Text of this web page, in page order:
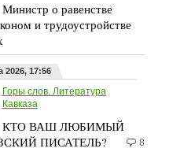
Министр о равенстве
и трудоустройстве
2026, 17:56
Горы слов. Литература
Кавказа
КТО ВАШ ЛЮБИМЫЙ
ПИСАТЕЛЬ?
8